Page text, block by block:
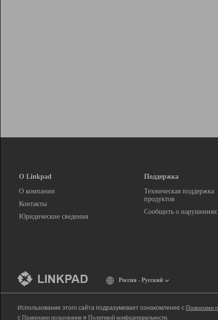
О Linkpad
О компании
Контакты
Юридические сведения
Поддержка
Техническая поддержка
продуктов
Сообщить о нарушениях
Россия - Русский
Использование этого сайта подразумевает ознакомление с Правилами
с Правилами пользования и Политикой конфиденциальности.